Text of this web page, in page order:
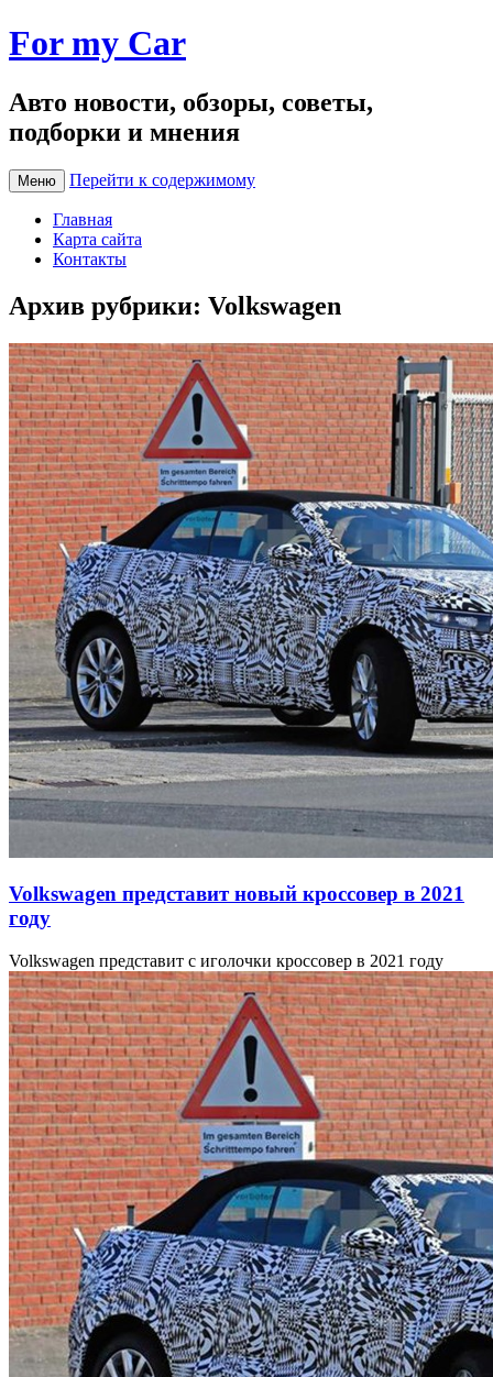
For my Car
Авто новости, обзоры, советы,
подборки и мнения
Меню Перейти к содержимому
Главная
Карта сайта
Контакты
Архив рубрики: Volkswagen
Volkswagen представит новый кроссовер в 2021
году
Volkswagen представит с иголочки кроссовер в 2021 году